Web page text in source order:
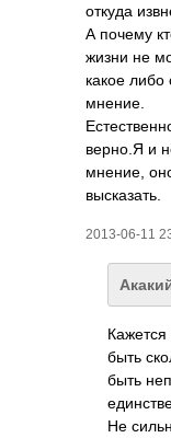
откуда
А почему
жизни не
какое
мнение.
верно.Я и
мнение,
высказать.
2013-06-11
быть
быть
Не